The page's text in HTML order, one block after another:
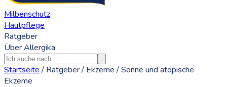
Milbenschutz
Hautpflege
Ratgeber
Über Allergika
Startseite / Ratgeber/ Ekzeme /Sonne und atopische
Ekzeme